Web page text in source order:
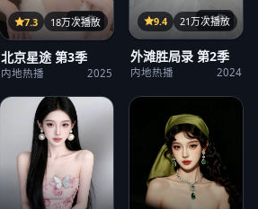
25集
7.3 18万次播放
北京星途 第3季
内地热播 2025
21集
9.4 21万次播放
外滩胜局录 第2季
内地热播 2024